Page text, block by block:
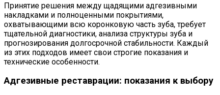
Принятие решения между щадящими адгезивными
накладками и полноценными покрытиями,
охватывающими всю коронковую часть зуба, требует
тщательной диагностики, анализа структуры зуба и
прогнозирования долгосрочной стабильности. Каждый
из этих подходов имеет свои строгие показания и
технические особенности.
Адгезивные реставрации: показания к выбору